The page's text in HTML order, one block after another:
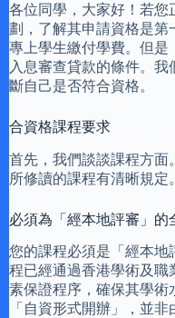
各位同學，大家好！若您
劃，了解其申請資格是第
專上學生繳付學費。但是
入息審查貸款的條件。我
斷自己是否符合資格。
合資格課程要求
首先，我們談談課程方面
所修讀的課程有清晰規定。
必須為「經本地評審」的
您的課程必須是「經本地
程已經通過香港學術及職
素保證程序，確保其學術
「自資形式開辦」，並非